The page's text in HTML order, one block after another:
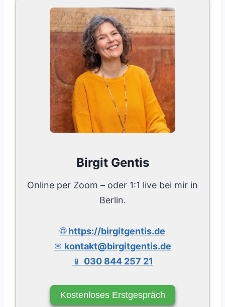
Birgit Gentis
Online per Zoom – oder 1:1 live bei mir in
Berlin.
🌐https://birgitgentis.de
✉ kontakt@birgitgentis.de
📱 030 844 257 21
Kostenloses Erstgespräch